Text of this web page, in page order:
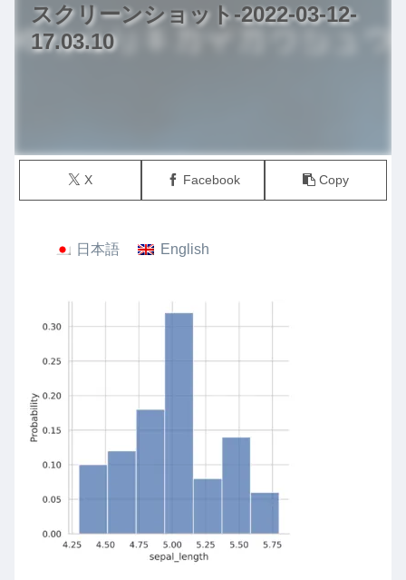
スクリーンショット-2022-03-12-
17.03.10
X Facebook Copy
日本語 English